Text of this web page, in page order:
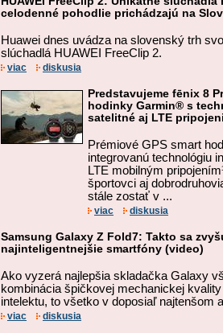
celodenné pohodlie prichádzajú na
Huawei dnes uvádza na slovenský trh
slúchadlá HUAWEI FreeClip 2.
viac diskusia
Predstavujeme fēnix 8
hodinky Garmin® s
satelitné aj LTE
Prémiové GPS smart
integrovanú technológiu
LTE mobilným
športovci aj
stále zostať v ...
viac diskusia
Samsung Galaxy Z Fold7: Takto sa
najinteligentnejšie smartfóny (video)
Ako vyzerá najlepšia skladačka Galaxy
kombinácia špičkovej mechanickej
intelektu, to všetko v doposiaľ najtenšom
viac diskusia